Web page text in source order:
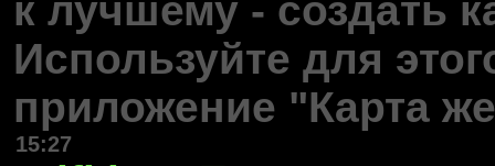
к лучшему - создать
Используйте для
приложение "Карта
15:27